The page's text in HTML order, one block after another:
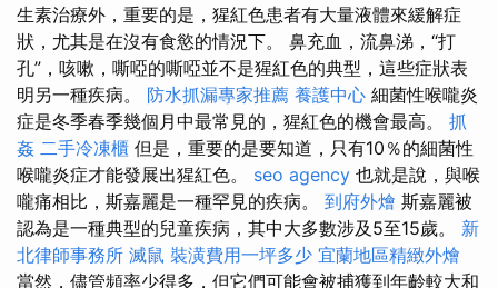
生素治療外，重要的是，猩紅色患者有大量液體來緩解症
狀，尤其是在沒有食慾的情況下。 鼻充血，流鼻涕，“打
孔”，咳嗽，嘶啞的嘶啞並不是猩紅色的典型，這些症狀表
明另一種疾病。 防水抓漏專家推薦 養護中心 細菌性喉嚨炎
症是冬季春季幾個月中最常見的，猩紅色的機會最高。 抓
姦 二手冷凍櫃 但是，重要的是要知道，只有10％的細菌性
喉嚨炎症才能發展出猩紅色。 seo agency 也就是說，與喉
嚨痛相比，斯嘉麗是一種罕見的疾病。 到府外燴 斯嘉麗被
認為是一種典型的兒童疾病，其中大多數涉及5至15歲。 新
北律師事務所 滅鼠 裝潢費用一坪多少 宜蘭地區精緻外燴
當然，儘管頻率少得多，但它們可能會被捕獲到年齡較大和